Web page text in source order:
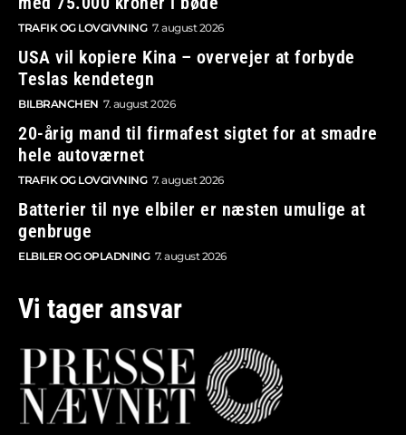
TRAFIK OG LOVGIVNING 7. august 2026
USA vil kopiere Kina – overvejer at forbyde
Teslas kendetegn
BILBRANCHEN 7. august 2026
20-årig mand til firmafest sigtet for at smadre
hele autoværnet
TRAFIK OG LOVGIVNING 7. august 2026
Batterier til nye elbiler er næsten umulige at
genbruge
ELBILER OG OPLADNING 7. august 2026
Vi tager ansvar